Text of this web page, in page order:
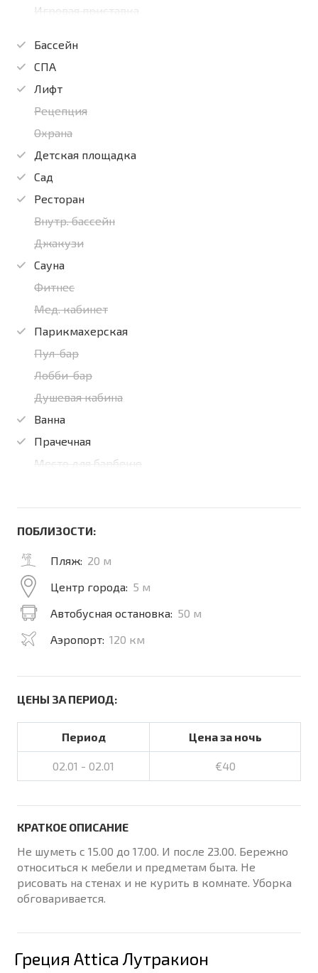
Игровая приставка
Бассейн
СПА
Лифт
Рецепция
Охрана
Детская площадка
Сад
Ресторан
Внутр. бассейн
Джакузи
Сауна
Фитнес
Мед. кабинет
Парикмахерская
Пул-бар
Лобби-бар
Душевая кабина
Ванна
Прачечная
Место для барбекю
ПОБЛИЗОСТИ:
Пляж: 20 м
Центр города: 5 м
Автобусная остановка: 50 м
Аэропорт: 120 км
ЦЕНЫ ЗА ПЕРИОД:
Период Цена за ночь
02.01 - 02.01 €40
КРАТКОЕ ОПИСАНИЕ
Не шуметь с 15.00 до 17.00. И после 23.00. Бережно
относиться к мебели и предметам быта. Не
рисовать на стенах и не курить в комнате. Уборка
обговаривается.
Греция Attica Лутракион